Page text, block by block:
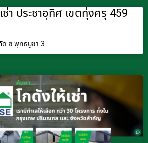
ช่า ประชาอุทิศ เขตทุ่งครุ 459
ด ซ.พุทธบูชา 3